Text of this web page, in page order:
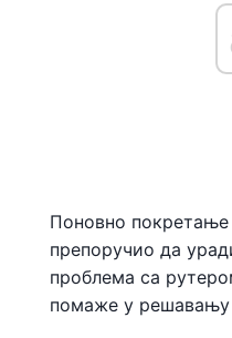
Поновно покретање
препоручио да
проблема са
помаже у решавању